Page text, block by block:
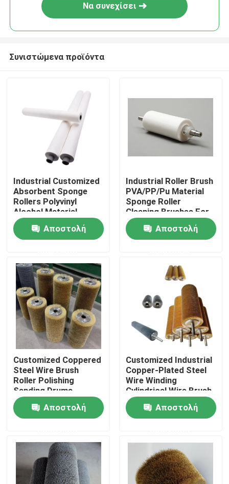
Αρχική Σελίδα
Προϊόντα
Γύρος εργοστασίων
Ποιοτικός έλεγχος
επαφή
Ζητήστε ένα απόσπασμα
Βιομηχανική λωρίδα βούρτσας
Βιομηχανικές κυλινδρικές βούρτσες
Βιομηχανικές βούρτσες κυλίνδρων
Να συνεχίσει
Συνιστώμενα προϊόντα
Industrial Customized
Absorbent Sponge
Rollers Polyvinyl
Alcohol Material
Absorb Water Sponge
Roller For Glass
Industry
Αποστολή
Industrial Roller Brush
PVA/PP/Pu Material
Sponge Roller
Cleaning Brushes For
Glass Industry
CleaningΑποστολή
Customized Coppered
Steel Wire Brush
Roller Polishing
Sanding Drums
Αποστολή
Customized Industrial
Copper-Plated Steel
Wire Winding
Cylindrical Wire Brush
For Wood Texture
ProcessingΑποστολή